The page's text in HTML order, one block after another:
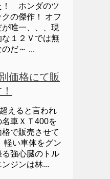
！ ホンダのツ
の傑作！ オフ
が唯一、、、現
１２Ｖでは無
のだ～ ...
価格にて販
えると言われ
車ＸＴ400を
で販売させて
軽い車体をグン
る強心臓のトル
ジンは林...